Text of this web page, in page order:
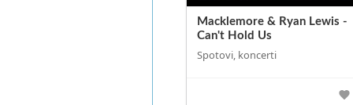
Macklemore & Ryan Lewis -
Can't Hold Us
Spotovi, koncerti